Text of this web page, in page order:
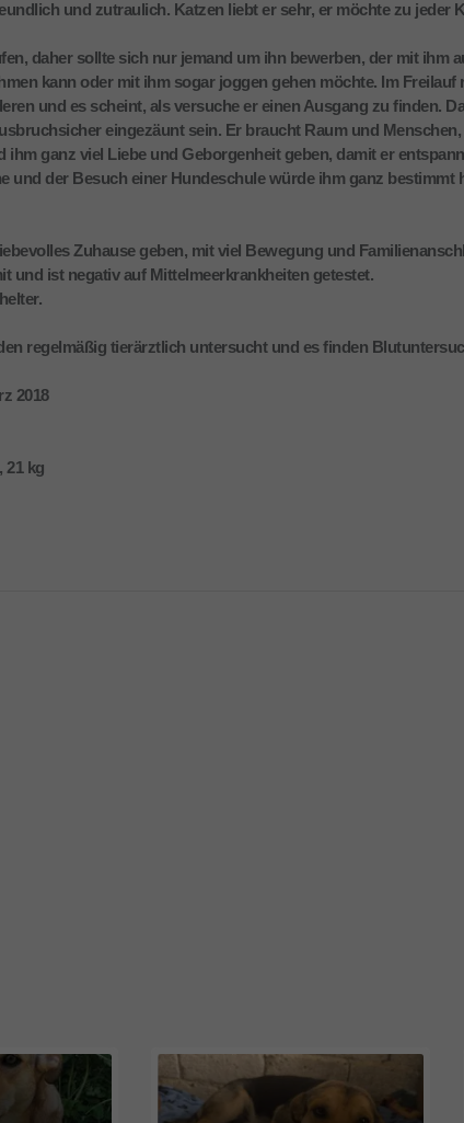
und zutraulich. Katzen liebt er sehr, er möchte zu jeder
daher sollte sich nur jemand um ihn bewerben, der mit ihm
kann oder mit ihm sogar joggen gehen möchte. Im Freilauf
und es scheint, als versuche er einen Ausgang zu finden.
eingezäunt sein. Er braucht Raum und
ihm ganz viel Liebe und Geborgenheit geben, damit er
und der Besuch einer Hundeschule würde ihm ganz bestimmt
Zuhause geben, mit viel Bewegung und
und ist negativ auf Mittelmeerkrankheiten getestet.
regelmäßig tierärztlich untersucht und es finden
2018
21 kg